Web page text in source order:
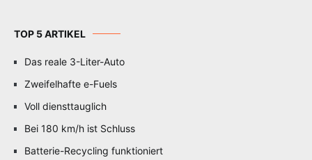
TOP 5 ARTIKEL
Das reale 3-Liter-Auto
Zweifelhafte e-Fuels
Voll diensttauglich
Bei 180 km/h ist Schluss
Batterie-Recycling funktioniert